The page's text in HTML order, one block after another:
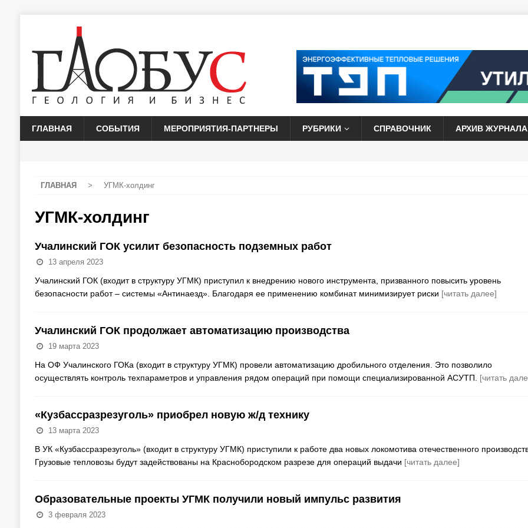
ГЛАВНАЯ СОБЫТИЯ МЕРОПРИЯТИЯ-ПАРТНЕРЫ РУБРИКИ СПРАВОЧНИК АРХИВ ЖУРНАЛА
ГЛАВНАЯ > УГМК-холдинг
УГМК-холдинг
Учалинский ГОК усилит безопасность подземных работ
13 апреля 2023
Учалинский ГОК (входит в структуру УГМК) приступил к внедрению нового инструмента, призванного повысить уровень
безопасности работ – системы «Антинаезд». Благодаря ее применению комбинат минимизирует риски [читать далее]
Учалинский ГОК продолжает автоматизацию производства
19 марта 2023
На ОФ Учалинского ГОКа (входит в структуру УГМК) провели автоматизацию дробильного отделения. Это позволило
осуществлять контроль техпараметров и управления рядом операций при помощи специализированной АСУТП. [читать
«Кузбассразрезуголь» приобрел новую ж/д технику
13 марта 2023
В УК «Кузбассразрезуголь» (входит в структуру УГМК) приступили к работе два новых локомотива отечественного
Грузовые тепловозы будут задействованы на Краснобородском разрезе для операций выдачи [читать далее]
Образовательные проекты УГМК получили новый импульс развития
3 февраля 2023